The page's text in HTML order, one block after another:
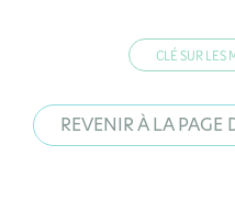
CLÉ SUR LES
REVENIR À LA PAGE